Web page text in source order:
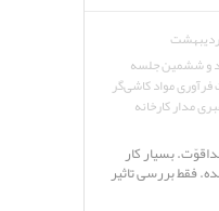
و ششمین جلسه
مواد کاشی‌گر
مدار کارخانه
بسیار کار
فقط بررسی تاثیر